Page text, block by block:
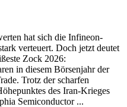
hat sich die Infineon-
verteuert. Doch jetzt deutet
Zock 2026:
in diesem Börsenjahr der
Trotz der scharfen
des Iran-Krieges
Semiconductor ...